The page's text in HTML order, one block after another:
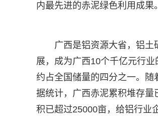
内最先进的赤泥绿色利用成果。
广西是铝资源大省，铝
展，成为广西10个千亿元行
约占全国储量的四分之一。随
据统计，广西赤泥累积堆存
积已超过25000亩，给铝行业